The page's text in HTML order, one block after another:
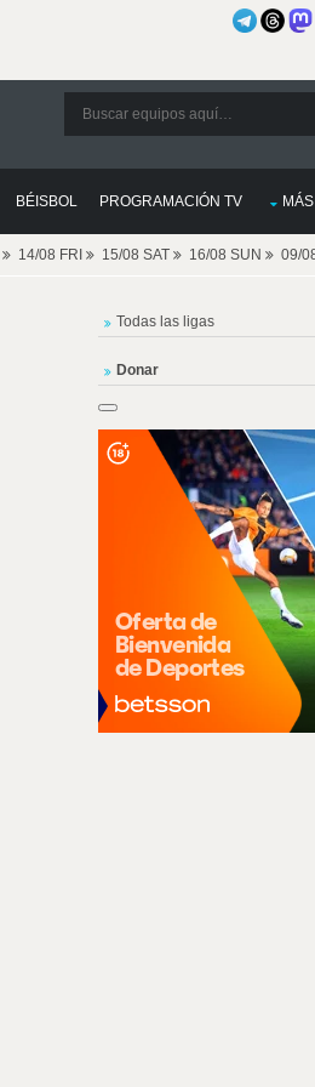
BÉISBOL PROGRAMACIÓN TV MÁS
14/08 FRI 15/08 SAT 16/08 SUN 09/
Todas las ligas
Donar